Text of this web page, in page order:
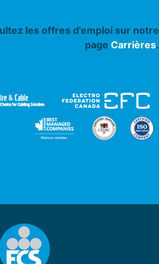
les offres d'emploi sur notre
page Carrières.